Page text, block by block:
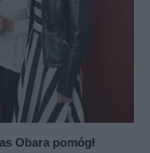
Obara pomógł